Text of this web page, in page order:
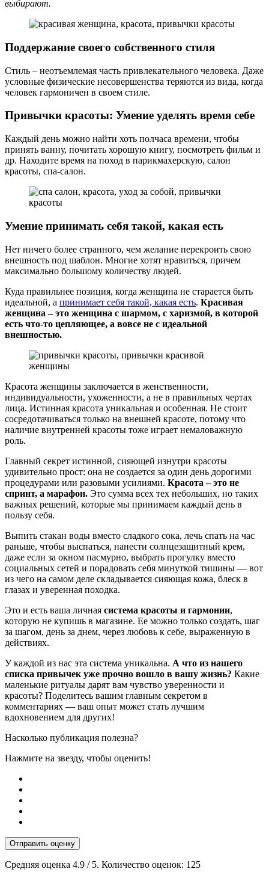
выбирают.
Поддержание своего собственного стиля
Стиль – неотъемлемая часть привлекательного человека. Даже
условные физические несовершенства теряются из вида, когда
человек гармоничен в своем стиле.
Привычки красоты: Умение уделять время себе
Каждый день можно найти хоть полчаса времени, чтобы
принять ванну, почитать хорошую книгу, посмотреть фильм и
др. Находите время на поход в парикмахерскую, салон
красоты, спа-салон.
Умение принимать себя такой, какая есть
Нет ничего более странного, чем желание перекроить свою
внешность под шаблон. Многие хотят нравиться, причем
максимально большому количеству людей.
Куда правильнее позиция, когда женщина не старается быть
идеальной, а принимает себя такой, какая есть. Красивая
женщина – это женщина с шармом, с харизмой, в которой
есть что-то цепляющее, а вовсе не с идеальной
внешностью.
Красота женщины заключается в женственности,
индивидуальности, ухоженности, а не в правильных чертах
лица. Истинная красота уникальная и особенная. Не стоит
сосредотачиваться только на внешней красоте, потому что
наличие внутренней красоты тоже играет немаловажную
роль.
Главный секрет истинной, сияющей изнутри красоты
удивительно прост: она не создается за один день дорогими
процедурами или разовыми усилиями. Красота – это не
спринт, а марафон. Это сумма всех тех небольших, но таких
важных решений, которые мы принимаем каждый день в
пользу себя.
Выпить стакан воды вместо сладкого сока, лечь спать на час
раньше, чтобы выспаться, нанести солнцезащитный крем,
даже если за окном пасмурно, выбрать прогулку вместо
социальных сетей и порадовать себя минуткой тишины — вот
из чего на самом деле складывается сияющая кожа, блеск в
глазах и уверенная походка.
Это и есть ваша личная система красоты и гармонии,
которую не купишь в магазине. Ее можно только создать, шаг
за шагом, день за днем, через любовь к себе, выраженную в
действиях.
У каждой из нас эта система уникальна. А что из нашего
списка привычек уже прочно вошло в вашу жизнь? Какие
маленькие ритуалы дарят вам чувство уверенности и
красоты? Поделитесь вашим главным секретом в
комментариях — ваш опыт может стать лучшим
вдохновением для других!
Насколько публикация полезна?
Нажмите на звезду, чтобы оценить!
Отправить оценку
Средняя оценка 4.9 / 5. Количество оценок: 125